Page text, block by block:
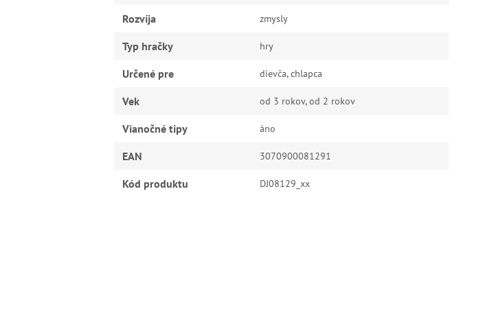
Rozvíja zmysly
Typ hračky hry
Určené pre dievča, chlapca
Vek od 3 rokov, od 2 rokov
Vianočné tipy áno
EAN 3070900081291
Kód produktu DJ08129_xx